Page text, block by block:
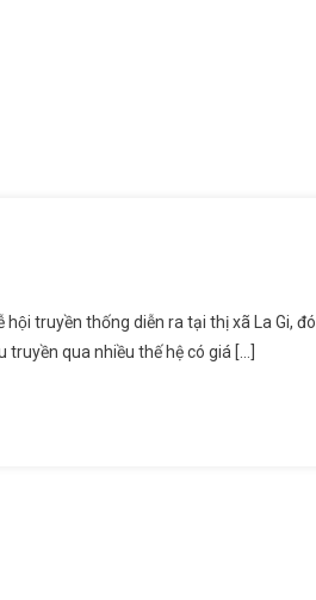
truyền thống diễn ra tại thị xã La Gi, đó
qua nhiều thế hệ có giá […]